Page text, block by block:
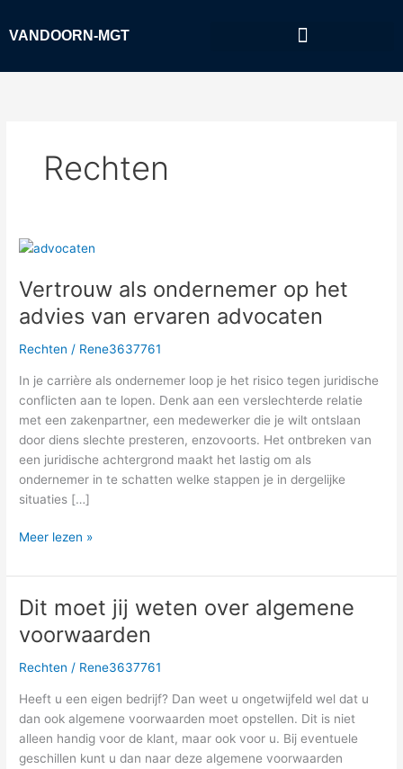
naar
VANDOORN-MGT
Rechten
Vertrouw als ondernemer op het
advies van ervaren advocaten
Rechten / Rene3637761
In je carrière als ondernemer loop je het risico tegen juridische
conflicten aan te lopen. Denk aan een verslechterde relatie
met een zakenpartner, een medewerker die je wilt ontslaan
door diens slechte presteren, enzovoorts. Het ontbreken van
een juridische achtergrond maakt het lastig om als
ondernemer in te schatten welke stappen je in dergelijke
situaties […]
Vertrouw
ondernemer
het
advies
ervaren
advocaten
Meer lezen »
Dit moet jij weten over algemene
voorwaarden
Rechten / Rene3637761
Heeft u een eigen bedrijf? Dan weet u ongetwijfeld wel dat u
dan ook algemene voorwaarden moet opstellen. Dit is niet
alleen handig voor de klant, maar ook voor u. Bij eventuele
geschillen kunt u dan naar deze algemene voorwaarden
Dit
jij
weten
algemene
voorwaarden